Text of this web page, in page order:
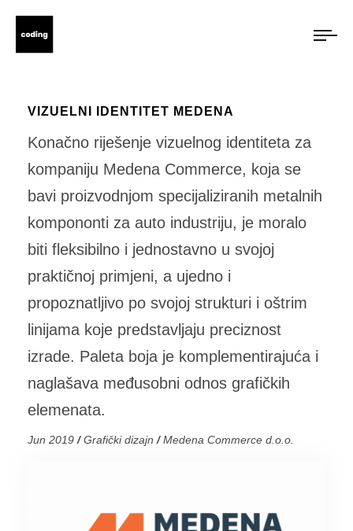
VIZUELNI IDENTITET MEDENA
Konačno riješenje vizuelnog identiteta za
kompaniju Medena Commerce, koja se
bavi proizvodnjom specijaliziranih metalnih
kompononti za auto industriju, je moralo
biti fleksibilno i jednostavno u svojoj
praktičnoj primjeni, a ujedno i
propoznatljivo po svojoj strukturi i oštrim
linijama koje predstavljaju preciznost
izrade. Paleta boja je komplementirajuća i
naglašava međusobni odnos grafičkih
elemenata.
Jun 2019 /Grafički dizajn /Medena Commerce d.o.o.